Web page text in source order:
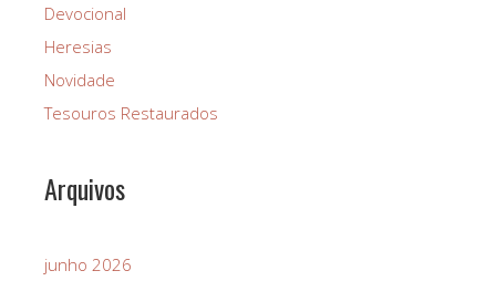
Devocional
Heresias
Novidade
Tesouros Restaurados
Arquivos
junho 2026